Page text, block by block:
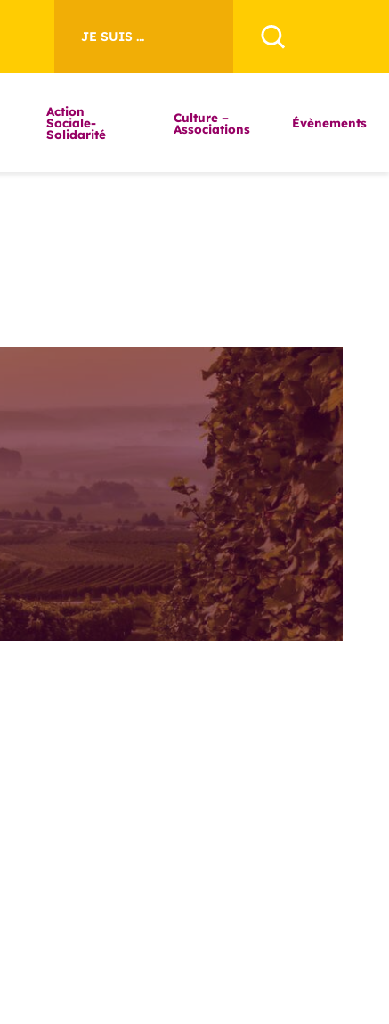
JE SUIS ...
Action
Sociale-
Solidarité
Culture –
Associations Évènements